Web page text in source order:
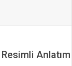
Anlatım